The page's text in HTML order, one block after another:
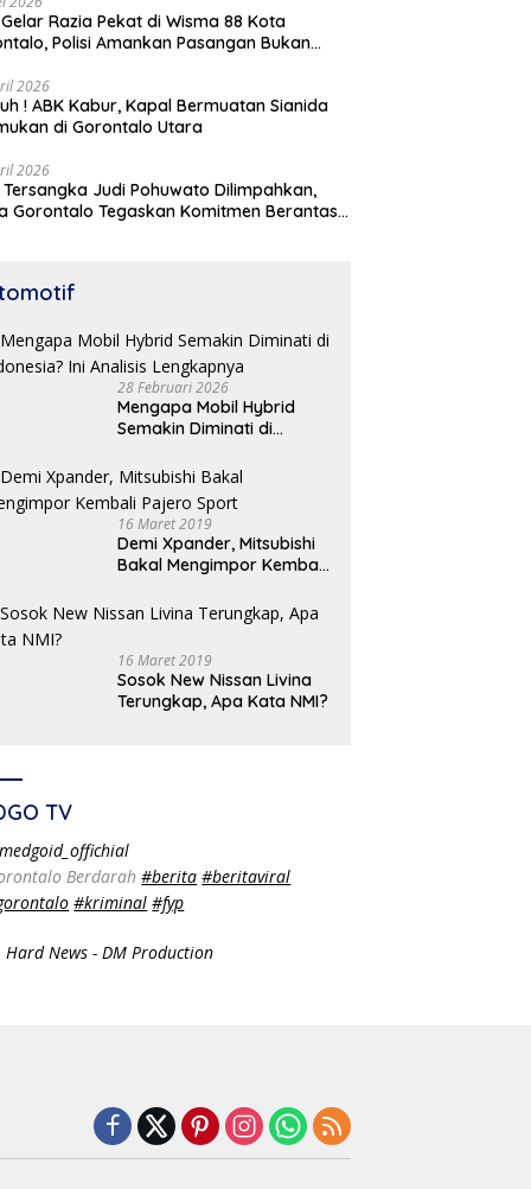
Gelar Razia Pekat di Wisma 88 Kota
Polisi Amankan Pasangan Bukan
2026
! ABK Kabur, Kapal Bermuatan Sianida
di Gorontalo Utara
2026
Judi Pohuwato Dilimpahkan,
Gorontalo Tegaskan Komitmen Berantas
28 Februari 2026
Mengapa Mobil Hybrid
Semakin Diminati di
Lengkapnya
16 Maret 2019
Demi Xpander, Mitsubishi
Bakal Mengimpor Kembali
16 Maret 2019
Sosok New Nissan Livina
Terungkap, Apa Kata NMI?
TV
Berdarah#berita #beritaviral
#kriminal #fyp
News - DM Production